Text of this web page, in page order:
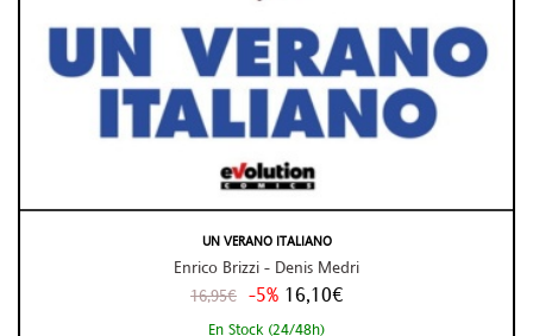
UN VERANO ITALIANO
Enrico Brizzi - Denis Medri
16,95€ -5% 16,10€
En Stock (24/48h)